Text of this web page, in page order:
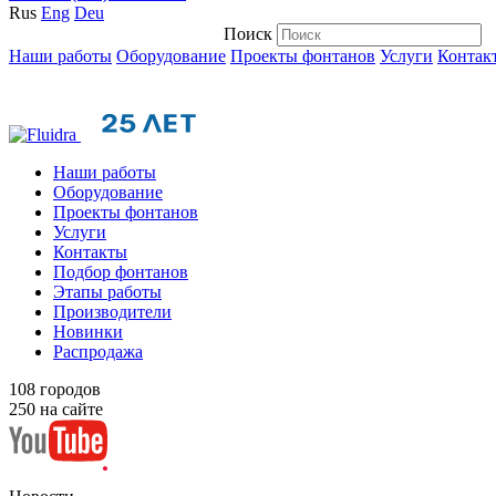
Rus Eng Deu
Поиск
Наши работы Оборудование Проекты фонтанов Услуги
Наши работы
Оборудование
Проекты фонтанов
Услуги
Контакты
Подбор фонтанов
Этапы работы
Производители
Новинки
Распродажа
108 городов
250 на сайте